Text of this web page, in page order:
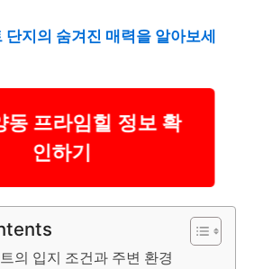
단지의 숨겨진 매력을 알아보세
동 프라임힐 정보 확
인하기
의 입지 조건과 주변 환경